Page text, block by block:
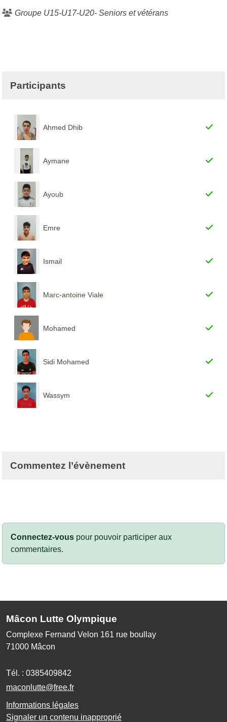
Groupe U15-U17-U20- Seniors et vétérans
Participants
Ahmed Dhib
Aymane
Ayoub
Emre
Ismail
Marc-antoine Viale
Mohamed
Sidi Mohamed
Wassym
Commentez l’évènement
Connectez-vous pour pouvoir participer aux
commentaires.
Mâcon Lutte Olympique
Complexe Fernand Velon 161 rue boullay
71000 Mâcon
Tél. : 0385409842
maconlutte@free.fr
Informations légales
Signaler un contenu inapproprié